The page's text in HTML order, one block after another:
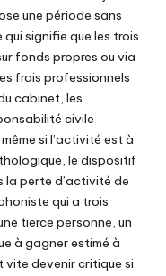
une période sans
signifie que les trois
fonds propres ou via
frais professionnels
cabinet, les
civile
si l’activité est à
le dispositif
la perte d’activité de
qui a trois
tierce personne, un
à gagner estimé à
vite devenir critique si